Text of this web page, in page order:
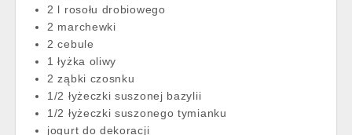
2 l rosołu drobiowego
2 marchewki
2 cebule
1 łyżka oliwy
2 ząbki czosnku
1/2 łyżeczki suszonej bazylii
1/2 łyżeczki suszonego tymianku
jogurt do dekoracji